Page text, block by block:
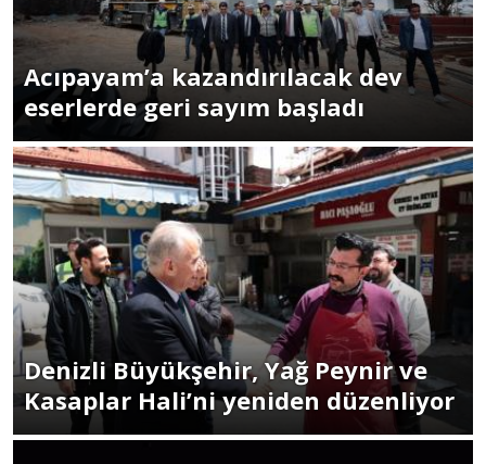
Acıpayam’a kazandırılacak dev
eserlerde geri sayım başladı
Denizli Büyükşehir, Yağ Peynir ve
Kasaplar Hali’ni yeniden düzenliyor